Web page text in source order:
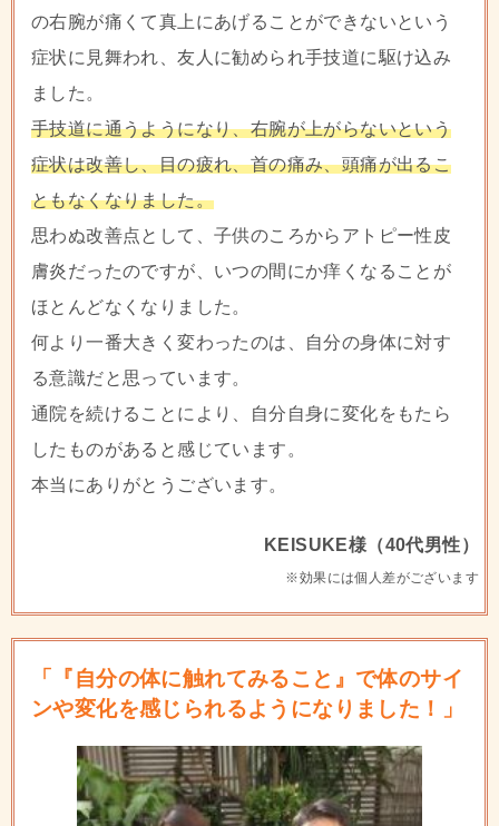
の右腕が痛くて真上にあげることができないという
症状に見舞われ、友人に勧められ手技道に駆け込み
ました。
手技道に通うようになり、右腕が上がらないという
症状は改善し、目の疲れ、首の痛み、頭痛が出るこ
ともなくなりました。
思わぬ改善点として、子供のころからアトピー性皮
膚炎だったのですが、いつの間にか痒くなることが
ほとんどなくなりました。
何より一番大きく変わったのは、自分の身体に対す
る意識だと思っています。
通院を続けることにより、自分自身に変化をもたら
したものがあると感じています。
本当にありがとうございます。
KEISUKE様（40代男性）
※効果には個人差がございます
「『自分の体に触れてみること』で体のサイ
ンや変化を感じられるようになりました！」